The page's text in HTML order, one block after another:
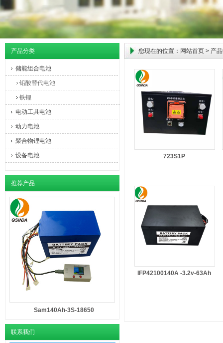
产品分类
储能组合电池
铅酸替代电池
铁锂
电动工具电池
动力电池
聚合物锂电池
设备电池
推荐产品
Sam140Ah-3S-18650
联系我们
您现在的位置： 网站首页 > 产
723S1P
IFP42100140A -3.2v-63Ah